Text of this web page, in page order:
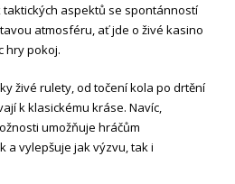
aspektů se spontánností
atmosféru, ať jde o živé kasino
hry pokoj.
živé rulety, od točení kola po drtění
k klasickému kráse. Navíc,
umožňuje hráčům
a vylepšuje jak výzvu, tak i